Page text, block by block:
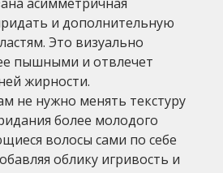
и дополнительную
Это визуально
пышными и отвлечет
жирности.
не нужно менять текстуру
более молодого
волосы сами по себе
облику игривость и